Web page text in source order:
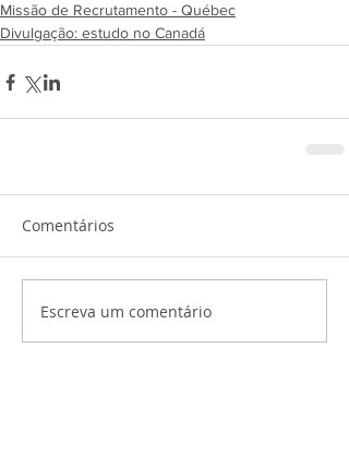
Missão de Recrutamento - Québec
Divulgação: estudo no Canadá
Comentários
Escreva um comentário